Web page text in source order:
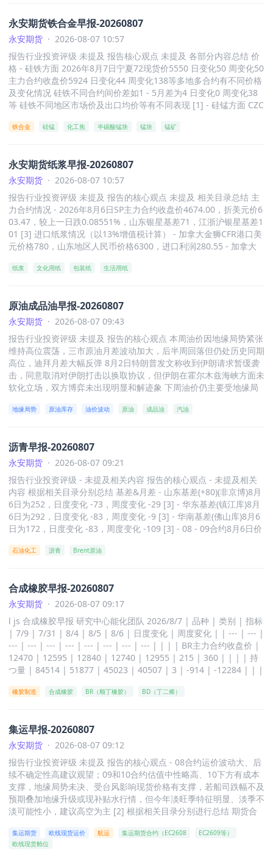
0，年变化 - 33.5 [1] - 9 - 1月差 - 174.5，日变化 - 27.5，周变化 - 1
9.0，月变化+53.0，年变化 - 27.5 [1] 焦煤数据图 焦煤相关数据展
示 - 包含沈家峁瘦主焦、蒙5原煤、山西煤仓单、焦煤主力基差、蒙
煤仓单等相关价格走势及库存数据图 [3] - 涉及焦煤钢厂库存、全样
本焦化厂焦煤库存、焦煤港口库存、焦煤洗煤厂库存、焦煤口岸库
存、焦煤煤矿库存、焦煤总库存等库存情况 [3] - 展示523家煤矿精
煤日产和洗煤厂产量数据 [3]
化108498，周度变化207058 [3] - 持仓量8月6日为522671，日度变
化16514，周度变化26283 [3] - 仓单8月6日为13260，日度变化0，
周度变化1970 [3] 原油及现货价格 - Brent原油8月6日价格为79.5，
日度变化0.1，周度变化-9.6 [3] - 京博8月6日价格为4310，日度变
化10，周度变化-10 [3] - 山东(非京博)8月6日价格为4300，日度变
化10，周度变化-20 [3] - 镇江库8月6日价格为4420，日度变化0，
周度变化0 [3] - 佛山库8月6日价格为4300，日度变化0，周度变化0
[3] 利润 - 沥青马瑞利润8月6日为845，日度变化7，周度变化416
[3]
永安期货铁合金早报-20260807
永安期货 · 2026-08-07 10:57
报告行业投资评级 未提及 报告核心观点 未提及 各部分内容总结 价
格 - 硅铁方面 2026年8月7日宁夏72现货价5550 日变化50 周变化50
主力合约收盘价5924 日变化44 周变化138等多地多合约有不同价格
及变化情况 硅铁不同合约间价差如1 - 5月差为4 日变化0 周变化38
等 硅铁不同地区市场价及出口均价等有不同表现 [1] - 硅锰方面 CZC
硅锰差等不同价差指标有相应变化情况 化工焦 锰矿等相关产品有不
率月数据 全国硅铁产量月数据等 [2] - 硅锰方面 中国硅锰产量周数
据 硅锰企业开工率2022 - 2026年有变化 [4] 需求 - 硅铁方面 粗钢产
量预估值修正数据 金属镁价格 产量数据 硅铁出口数量合计数据 河
钢集团硅铁采购量 采购价格数据等反映需求情况 [2] - 硅锰方面 中
国硅锰需求量数据 粗钢产量预估值修正数据 硅锰出口数量合计数据
等反映需求 [5] 库存 - 硅铁方面 60家样本企业在不同地区的周库存
数据 CZCE硅铁仓单数量合计 有效预报 仓单 + 有效预报数据 硅铁在
不同地区库存平均可用天数数据 [3] - 硅锰方面 CZCE硅锰仓单数量
合计 有效预报合计 仓单 + 有效库存数据 硅锰63家样本企业中国库
铁皮价格数据 宁夏 内蒙硅铁生产成本 折主力盘面利润 现货利润 75
硅铁出口利润数据 [3] - 硅锰方面 化工焦 锰矿等原料价格数据 内蒙
古 广西等地硅锰利润数据 广西硅锰折主力盘面利润 宁夏硅锰折盘面
利润数据 [4][5]
铁合金 硅锰 化工焦 半碳酸锰块 锰块 锰矿
永安期货纸浆早报-20260807
永安期货 · 2026-08-07 10:57
报告行业投资评级 未提及 报告的核心观点 未提及 相关目录总结 主
力合约情况 - 2026年8月6日SP主力合约收盘价4674.00，折美元价6
03.47，较上一日跌0.08551%，山东银星基差71，江浙沪银星基差1
01 [3] 进口纸浆情况（以13%增值税计算） - 加拿大金狮CFR港口美
元价格780，山东地区人民币价格6300，进口利润280.55 - 加拿大
913.08 - 智利银星CFR信用证90天港口美元价格680，山东地区人民
均价无变化，文化用纸（双胶指数、双铜指数）、包装纸（白卡指
数）、生活用纸（生活指数）价格无变化 [5] 纸品利润率情况 - 202
6年8月3日至8月6日双胶利润率估算0.0044%、双铜利润率估算6.25
00%、白卡利润率估算 - 7.9289%、生活利润率估算8.4104%无变化
[5] 价差情况 - 2026年7月31日至8月6日针叶阔叶价差从465变为42
0，针叶本色价差维持 - 655，针叶化机价差从1280变为1235，针叶
废纸价差从3214变为3169 [5]
纸浆 文化用纸 包装纸 生活用纸
原油成品油早报-20260807
永安期货 · 2026-08-07 09:43
报告行业投资评级 未提及 报告的核心观点 本周油价因地缘局势紧张
维持高位震荡，三市原油月差波动加大，后半周回落但仍处历史同期
高位，迪拜月差大幅反弹 8月2日特朗普发文称收到伊朗请求暂缓袭
击，同意取消对伊朗打击以换取协议，但伊朗在霍尔木兹海峡方面未
软化立场，双方博弈未出现明显和解迹象 下周油价仍主要受地缘局
滑、国内炼厂开工恢复等因素支撑原油基本面，当下四季度80美元/
木兹海峡达成临时协议，要么局势将升级 [2] - 特朗普称正在参与与
伊朗的谈判，协议可能很快达成，认为伊朗撑不了多久 [2] - 美媒报
道特朗普将与沙特王储通话讨论伊朗问题，沙特及王储一直参与缓和
海湾局势的努力 [3] - 据伊朗法尔斯通讯社，霍尔木兹海峡北部和南
部航道将被取消，通行将转移到中央走廊，由伊朗管理入口，伊朗和
阿曼共同管理出口 [3] 周度库存 - 美国至7月31日当周API原油库存2
69万桶，预期 - 200万桶，前值 - 329.6万桶；库欣原油库存235.8万
桶，前值 - 27.3万桶 [3] - 美国至7月31日当周API汽油库存15.6万
桶，预期 - 122.5万桶，前值91.8万桶；精炼油库存 - 123.2万桶，预
期 - 6.7万桶，前值35.5万桶 [3] 价格数据 - 2026年7月31日 - 8月6
化，如WTI从84.67美元变为75.22美元，BRENT从74.52美元变为7
1.96美元等，部分价格变化幅度为：WTI变化0.19美元，BRENT变
化0.65美元，DUBAI变化1.46美元等 [2] - 2026年7月31日 - 8月6
日，SC、OMAN等原油及国内汽油、柴油等价格有变化，如SC从54
6.10变为515.20，国内柴油从7217变为7092等，部分价格变化幅度
为：SC变化9.50，国内柴油变化 - 11.00 [2] - 2026年7月31日 - 8月
6日，日本石脑油、新加坡燃料油等价格及相关价差有变化，如日本
石脑油从835.43变为747.73，新加坡380CST贴水从13.18变为24.05
贴水变化1.0 [2]
地缘局势 原油库存 油价波动 原油 成品油 汽油
沥青早报-20260807
永安期货 · 2026-08-07 09:21
报告行业投资评级 - 未提及相关内容 报告的核心观点 - 未提及相关
内容 根据相关目录分别总结 基差&月差 - 山东基差(+80)(非京博)8月
6日为252，日度变化 -73，周度变化 -29 [3] - 华东基差(镇江库)8月
6日为292，日度变化 -83，周度变化 -9 [3] - 华南基差(佛山库)8月6
日为172，日度变化 -83，周度变化 -109 [3] - 08 - 09合约8月6日价
819，日度变化129，周度变化139 [3] - 09 - 12合约8月6日价差为4
化108498，周度变化207058 [3] - 8月6日持仓量为522671，日度变
化16514，周度变化26283 [3] - 8月6日仓单为13260，日度变化0，
周度变化1970 [3] 其他指标 - Brent原油8月6日价格为79.5，日度变
化0.1，周度变化 -9.6 [3] - 京博8月6日现货价格为4310，日度变化1
0，周度变化 -10 [3] - 山东(非京博)8月6日现货价格为4300，日度变
化10，周度变化 -20 [3] - 镇江库8月6日现货价格为4420，日度变化
0，周度变化0 [3] - 佛山库8月6日现货价格为4300，日度变化0，周
度变化0 [3] - 沥青马瑞利润8月6日为845，日度变化7，周度变化41
6 [3]
石油化工 沥青 Brent原油
合成橡胶早报-20260807
永安期货 · 2026-08-07 09:17
l js 合成橡胶早报 研究中心能化团队 2026/8/7 | 品种 | 类别 | 指标
| 7/9 | 7/31 | 8/4 | 8/5 | 8/6 | 日度变化 | 周度変化 | | --- | --- |
--- | --- | --- | --- | --- | --- | --- | --- | | | | BR主力合约收盘价 |
12470 | 12595 | 12840 | 12740 | 12955 | 215 | 360 | | | | 持
つ量 | 84514 | 51877 | 45023 | 40507 | 3 | -914 | -12284 | | |
14427 | -25909 | | | | 仓単数量 | 15040 | 21430 | 21330 | 212
橡胶制造 合成橡胶 BR（顺丁橡胶） BD（丁二烯）
集运早报-20260807
永安期货 · 2026-08-07 09:12
报告行业投资评级 未提及 报告的核心观点 - 08合约运价波动大、后
续不确定性高建议观望；09和10合约估值中性略高、10下方有成本
支撑，地缘局势未决、受台风影响现货价格有支撑，若船司跌幅不及
预期叠加地缘升级或现补贴水行情，但今年淡旺季特征明显、淡季不
淡可能性小，建议高空为主 [2] 根据相关目录分别进行总结 期货合
日成交量541，昨日持仓量5650，持仓变动 - 250 [1] - EC2609前一
日收盘价1971.0，涨跌0.95%，基差1548.8，昨日成交量2190，昨
集运期货 欧线现货运价 航运 集运期货合约（EC2608
EC2609等）
欧线现货舱位